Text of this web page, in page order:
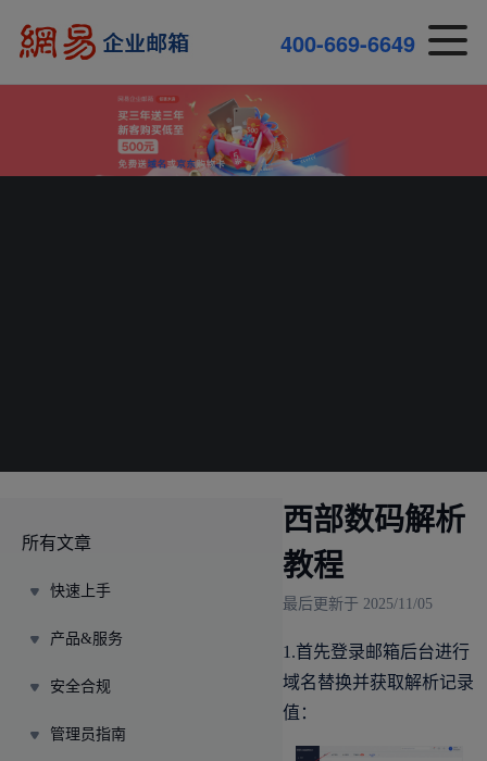
400-669-6649
所有文章
快速上手
产品&服务
安全合规
管理员指南
西部数码解析
教程
最后更新于 2025/11/05
1.首先登录邮箱后台进行
域名替换并获取解析记录
值：